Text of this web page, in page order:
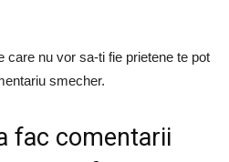
care nu vor sa-ti fie prietene te pot
smecher.
fac comentarii